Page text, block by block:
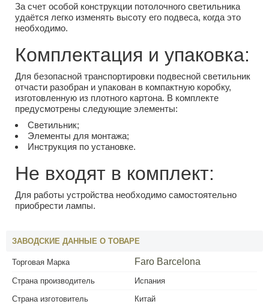
За счет особой конструкции потолочного светильника
удаётся легко изменять высоту его подвеса, когда это
необходимо.
Комплектация и упаковка:
Для безопасной транспортировки подвесной светильник
отчасти разобран и упакован в компактную коробку,
изготовленную из плотного картона. В комплекте
предусмотрены следующие элементы:
Светильник;
Элементы для монтажа;
Инструкция по установке.
Не входят в комплект:
Для работы устройства необходимо самостоятельно
приобрести лампы.
ЗАВОДСКИЕ ДАННЫЕ О ТОВАРЕ
Торговая Марка Faro Barcelona
Страна производитель
Испания
Страна изготовитель
Китай